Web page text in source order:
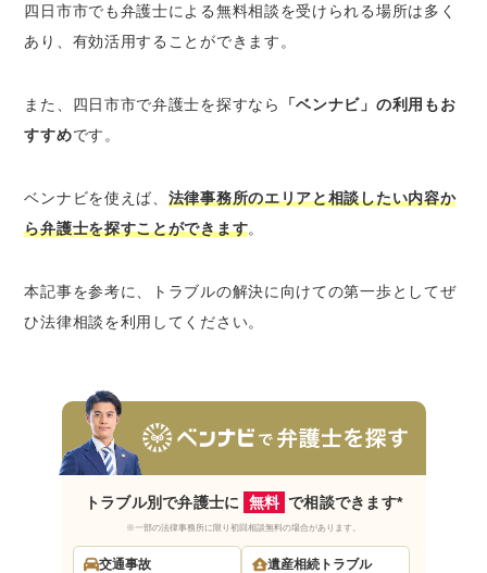
四日市市でも弁護士による無料相談を受けられる場所は多く
あり、有効活用することができます。
また、四日市市で弁護士を探すなら
「ベンナビ」の利用もお
すすめです。
ベンナビを使えば、 法律事務所のエリアと相談したい内容か
ら弁護士を探すことができます。
本記事を参考に、トラブルの解決に向けての第一歩としてぜ
ひ法律相談を利用してください。
トラブル別で弁護士に 無料 で相談できます*
※一部の法律事務所に限り初回相談無料の場合があります。
交通事故 遺産相続トラブル